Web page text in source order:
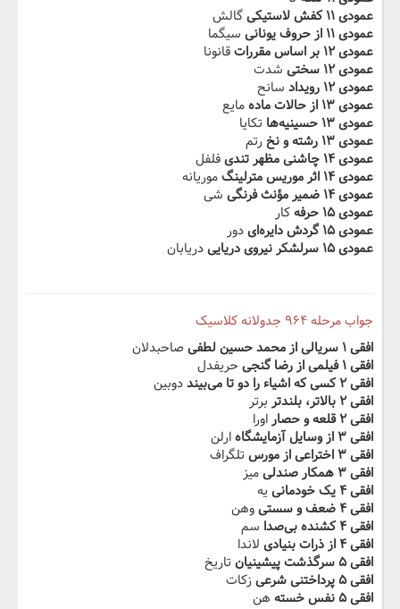
عمودی ۱۱ کفش لاستیکی
گالش
عمودی ۱۱ از حروف یونانی
سیگما
عمودی ۱۲ بر اساس مقررات
قانونا
عمودی ۱۲ سختی
شدت
عمودی ۱۲ رویداد
سانح
عمودی ۱۳ از حالات ماده
مایع
عمودی ۱۳ حسینیه‌ها
تکایا
عمودی ۱۳ رشته و نخ
رتم
عمودی ۱۴ چاشنی مظهر تندی
فلفل
عمودی ۱۴ اثر موریس مترلینگ
موریانه
عمودی ۱۴ ضمیر مؤنث فرنگی
شی
عمودی ۱۵ حرفه
کار
عمودی ۱۵ گردش دایره‌ای
دور
عمودی ۱۵ سرلشکر نیروی دریایی
دریابان
جواب مرحله ۹۶۴ جدولانه کلاسیک
افقی ۱ سریالی از محمد حسین لطفی
صاحبدلان
افقی ۱ فیلمی از رضا گنجی
حریفدل
افقی ۲ کسی که اشیاء را دو تا می‌بیند
دوبین
افقی ۲ بالاتر، بلندتر
برتر
افقی ۲ قلعه و حصار
اورا
افقی ۳ از وسایل آزمایشگاه
ارلن
افقی ۳ اختراعی از مورس
تلگراف
افقی ۳ همکار صندلی
میز
افقی ۴ یک خودمانی
یه
افقی ۴ ضعف و سستی
وهن
افقی ۴ کشنده بی‌صدا
سم
افقی ۴ از ذرات بنیادی
لاندا
افقی ۵ سرگذشت پیشینیان
تاریخ
افقی ۵ پرداختنی شرعی
زکات
افقی ۵ نفس خسته
هن